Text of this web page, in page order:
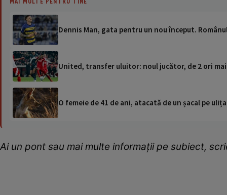
Dennis Man, gata pentru un nou început.
United, transfer uluitor: noul jucător, de 2 ori
O femeie de 41 de ani, atacată de un șacal pe
Ai un pont sau mai multe informații pe subiect,